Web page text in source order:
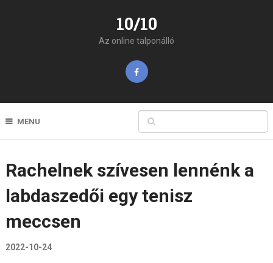
10/10
Az online talponálló
MENU
Rachelnek szívesen lennénk a
labdaszedői egy tenisz
meccsen
2022-10-24